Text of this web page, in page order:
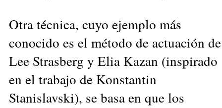
Otra técnica, cuyo ejemplo más
conocido es el método de actuación de
Lee Strasberg y Elia Kazan (inspirado
en el trabajo de Konstantin
Stanislavski), se basa en que los